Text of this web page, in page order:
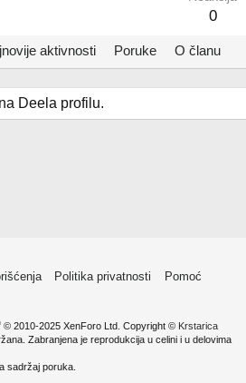
0
aktivnosti Poruke O članu
Deela profilu.
Politika privatnosti
Pomoć
© 2010-2025 XenForo Ltd. Copyright © Krstarica
Zabranjena je reprodukcija u celini i u delovima
sadržaj poruka.